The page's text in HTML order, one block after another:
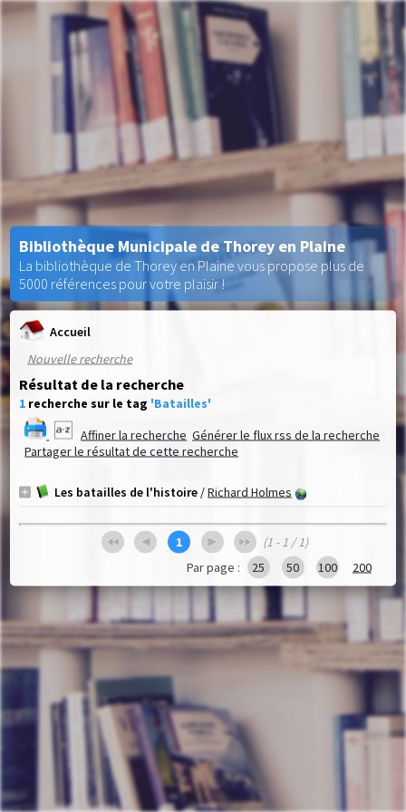
Accueil
Nouvelle recherche
Résultat de la recherche
1 recherche sur le tag 'Batailles'
Affiner la recherche Générer le flux rss de la recherche
Partager le résultat de cette recherche
Les batailles de l'histoire /Richard Holmes
1
(1 - 1 / 1)
Par page :
25 50 100 200
Bibliothèque Municipale de Thorey en Plaine
La bibliothèque de Thorey en Plaine vous propose plus de
5000 références pour votre plaisir !